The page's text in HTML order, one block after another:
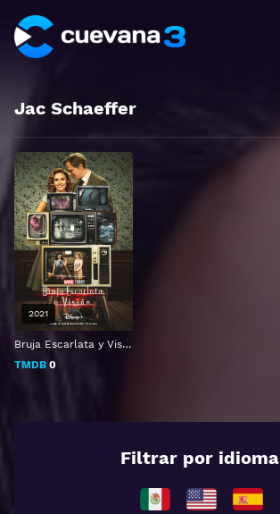
Jac Schaeffer
Bruja Escarlata y Visión
TMDB 0
2021
Filtrar por idioma